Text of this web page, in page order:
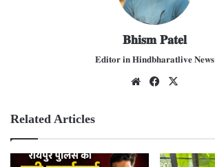
𝐁𝐡𝐢𝐬𝐦 𝐏𝐚𝐭𝐞𝐥
𝐄𝐝𝐢𝐭𝐨𝐫 𝐢𝐧 𝐇𝐢𝐧𝐝𝐛𝐡𝐚𝐫𝐚𝐭𝐥𝐢𝐯𝐞 𝐍𝐞𝐰𝐬
We
Fac
Related Articles